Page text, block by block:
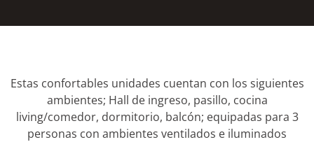
Estas confortables unidades cuentan con los siguientes
ambientes; Hall de ingreso, pasillo, cocina
living/comedor, dormitorio, balcón; equipadas para 3
personas con ambientes ventilados e iluminados